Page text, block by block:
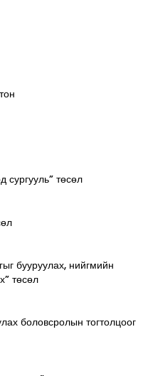
сургууль” төсөл
бууруулах, нийгмийн
төсөл
боловсролын тогтолцоог